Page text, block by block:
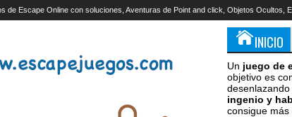
de Escape Online con soluciones, Aventuras de Point and click, Objetos Ocultos,
INICIO
Un juego de
objetivo es
ingenio y
consigue